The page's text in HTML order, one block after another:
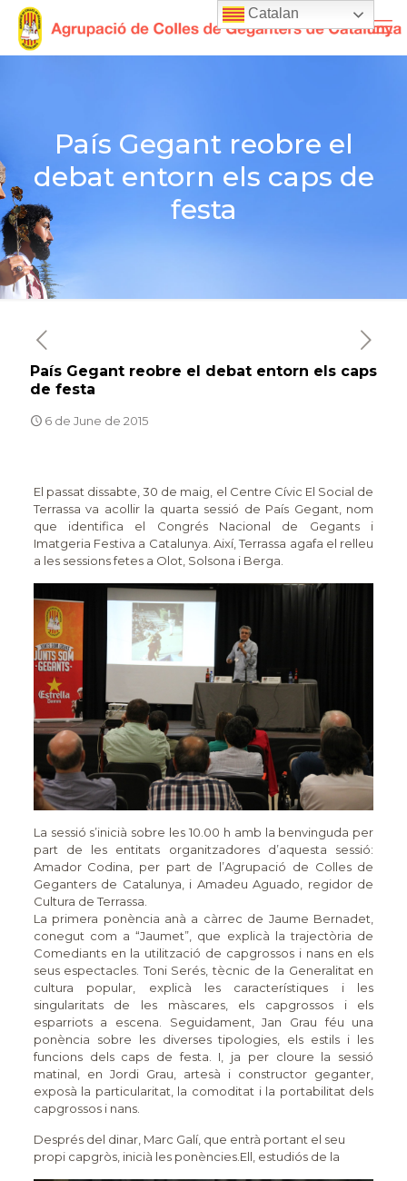
País Gegant reobre el
debat entorn els caps de
festa
País Gegant reobre el debat entorn els caps
de festa
6 de June de 2015
El passat dissabte, 30 de maig, el Centre Cívic El Social de
Terrassa va acollir la quarta sessió de País Gegant, nom
que identifica el Congrés Nacional de Gegants i
Imatgeria Festiva a Catalunya. Així, Terrassa agafa el relleu
a les sessions fetes a Olot, Solsona i Berga.
La sessió s’inicià sobre les 10.00 h amb la benvinguda per
part de les entitats organitzadores d’aquesta sessió:
Amador Codina, per part de l’Agrupació de Colles de
Geganters de Catalunya, i Amadeu Aguado, regidor de
Cultura de Terrassa.
La primera ponència anà a càrrec de Jaume Bernadet,
conegut com a “Jaumet”, que explicà la trajectòria de
Comediants en la utilització de capgrossos i nans en els
seus espectacles. Toni Serés, tècnic de la Generalitat en
cultura popular, explicà les característiques i les
singularitats de les màscares, els capgrossos i els
esparriots a escena. Seguidament, Jan Grau féu una
ponència sobre les diverses tipologies, els estils i les
funcions dels caps de festa. I, ja per cloure la sessió
matinal, en Jordi Grau, artesà i constructor geganter,
exposà la particularitat, la comoditat i la portabilitat dels
capgrossos i nans.
Després del dinar, Marc Galí, que entrà portant el seu
propi capgròs, inicià les ponències. Ell, estudiós de la
Catalan